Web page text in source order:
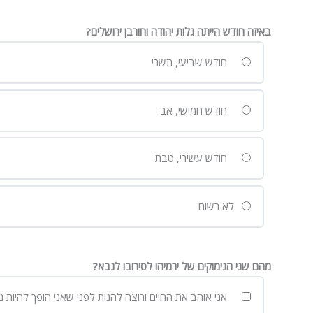
באיזה חודש הייתה גלות יהודה וחורבן ירושלים?
חודש שביעי, תשרי
חודש חמישי, אב
חודש עשירי, טבת
לא רשום
מהם שני הנימוקים של ירמיהו לסירובו לנבא?
אני אוהב את החיים ורוצה להנות לפני שאני הופך להיות